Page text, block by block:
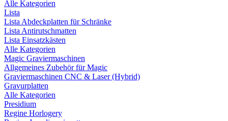
Alle Kategorien
Lista
Lista Abdeckplatten für Schränke
Lista Antirutschmatten
Lista Einsatzkästen
Alle Kategorien
Magic Graviermaschinen
Allgemeines Zubehör für Magic
Graviermaschinen CNC & Laser (Hybrid)
Gravurplatten
Alle Kategorien
Presidium
Regine Horlogery